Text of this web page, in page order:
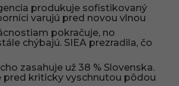
produkuje sofistikovaný
varujú pred novou vlnou
pokračuje, no
chýbajú. SIEA prezradila, čo
zasahuje už 38 % Slovenska.
pred kriticky vyschnutou pôdou